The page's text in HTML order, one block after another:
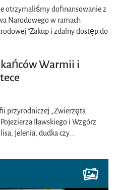
otrzymaliśmy dofinansowanie z
Narodowego w ramach
"Zakup i zdalny dostęp do
Warmii i
przyrodniczej „Zwierzęta
Iławskiego i Wzgórz
jelenia, dudka czy...